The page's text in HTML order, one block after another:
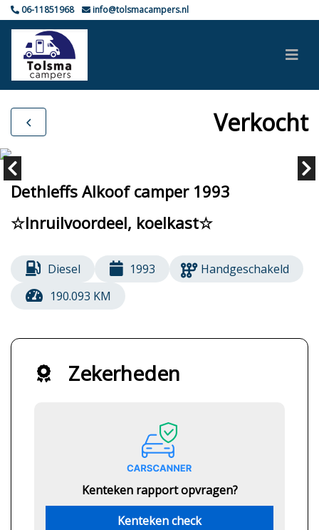
06-11851968 info@tolsmacampers.nl
Verkocht
Dethleffs Alkoof camper 1993
☆Inruilvoordeel, koelkast☆
Diesel 1993
Handgeschakeld
190.093 KM
Zekerheden
Kenteken rapport opvragen?
Kenteken check